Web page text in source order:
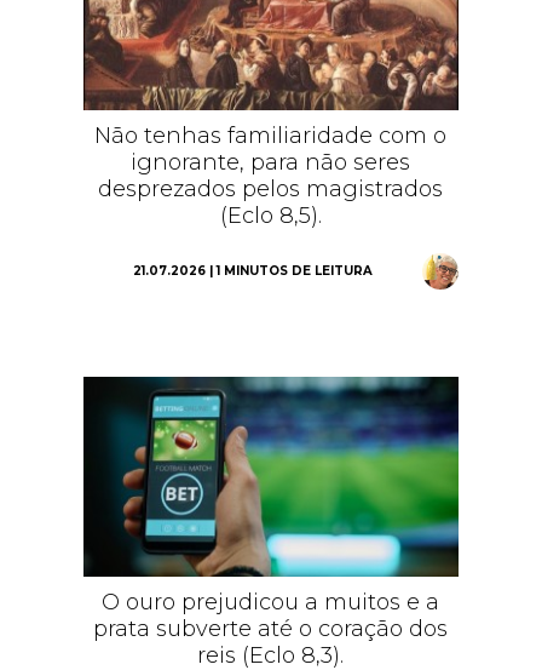
Não tenhas familiaridade com o
ignorante, para não seres
desprezados pelos magistrados
(Eclo 8,5).
21.07.2026 | 1 MINUTOS DE LEITURA
O ouro prejudicou a muitos e a
prata subverte até o coração dos
reis (Eclo 8,3).